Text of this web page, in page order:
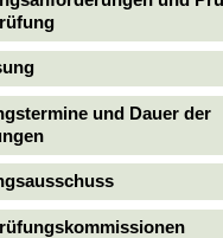
und Dauer der